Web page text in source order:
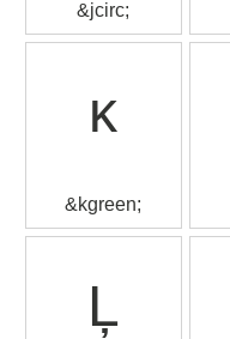
&jcirc;
ĸ
&kgreen;
Ļ